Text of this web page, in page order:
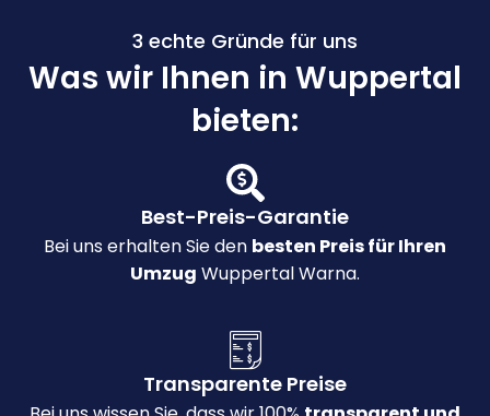
3 echte Gründe für uns
Was wir Ihnen in Wuppertal
bieten:
Best-Preis-Garantie
Bei uns erhalten Sie den besten Preis für Ihren
Umzug Wuppertal Warna.
Transparente Preise